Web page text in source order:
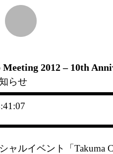
2012 – 10th
らせ
ャルイベント「Takuma